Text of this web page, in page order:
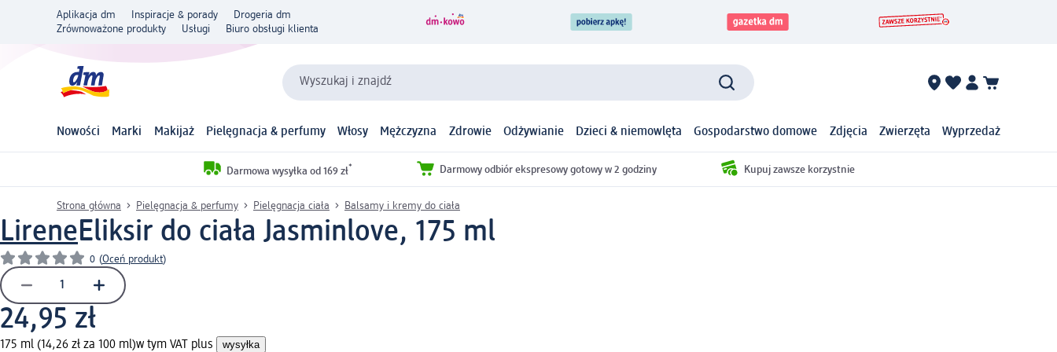
Aplikacja dm Inspiracje & porady
Drogeria dm
Zrównoważone produkty
Usługi Biuro obsługi klienta
Wyszukaj i znajdź
Nowości Marki Makijaż Pielęgnacja & perfumy Włosy Mężczyzna Zdrowie Odżywianie Dzieci & niemowlęta Gospodarstwo domowe Zdjęcia Zwierzęta Wyprzedaż
Darmowa wysyłka od 169 zł* Darmowy odbiór ekspresowy gotowy w 2 godziny Kupuj zawsze korzystnie
Strona główna Pielęgnacja & perfumy Pielęgnacja ciała Balsamy i kremy do ciała
LireneEliksir do ciała Jasminlove, 175 ml
0 (Oceń produkt)
24,95 zł
175 ml (14,26 zł za 100 ml)w tym VAT plus wysyłka